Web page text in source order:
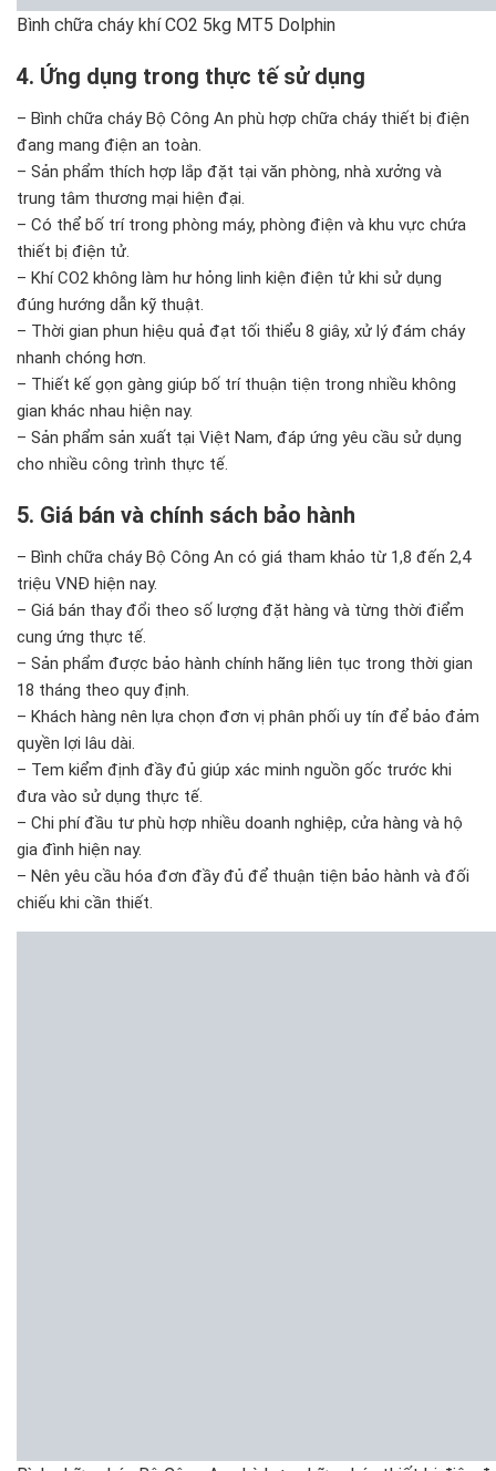
Bình chữa cháy khí CO2 5kg MT5 Dolphin
4. Ứng dụng trong thực tế sử dụng
– Bình chữa cháy Bộ Công An phù hợp chữa cháy thiết bị điện
đang mang điện an toàn.
– Sản phẩm thích hợp lắp đặt tại văn phòng, nhà xưởng và
trung tâm thương mại hiện đại.
– Có thể bố trí trong phòng máy, phòng điện và khu vực chứa
thiết bị điện tử.
– Khí CO2 không làm hư hỏng linh kiện điện tử khi sử dụng
đúng hướng dẫn kỹ thuật.
– Thời gian phun hiệu quả đạt tối thiểu 8 giây, xử lý đám cháy
nhanh chóng hơn.
– Thiết kế gọn gàng giúp bố trí thuận tiện trong nhiều không
gian khác nhau hiện nay.
– Sản phẩm sản xuất tại Việt Nam, đáp ứng yêu cầu sử dụng
cho nhiều công trình thực tế.
5. Giá bán và chính sách bảo hành
– Bình chữa cháy Bộ Công An có giá tham khảo từ 1,8 đến 2,4
triệu VNĐ hiện nay.
– Giá bán thay đổi theo số lượng đặt hàng và từng thời điểm
cung ứng thực tế.
– Sản phẩm được bảo hành chính hãng liên tục trong thời gian
18 tháng theo quy định.
– Khách hàng nên lựa chọn đơn vị phân phối uy tín để bảo đảm
quyền lợi lâu dài.
– Tem kiểm định đầy đủ giúp xác minh nguồn gốc trước khi
đưa vào sử dụng thực tế.
– Chi phí đầu tư phù hợp nhiều doanh nghiệp, cửa hàng và hộ
gia đình hiện nay.
– Nên yêu cầu hóa đơn đầy đủ để thuận tiện bảo hành và đối
chiếu khi cần thiết.